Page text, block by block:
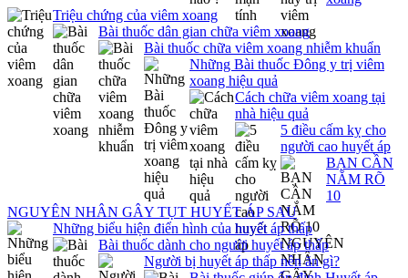
Triệu chứng của viêm xoang
Bài thuốc dân gian chữa viêm xoang
Bài thuốc chữa viêm xoang nhiễm khuẩn
Những Bài thuốc Đông y trị viêm
xoang hiệu quả
Cách chữa viêm xoang tại
nhà hiệu quả
5 điều cấm kỵ cho
người cao huyết áp
BẠN CẦN
NẮM RÕ
10
NGUYÊN NHÂN GÂY TỤT HUYẾT ÁP SAU
Những biểu hiện điển hình của huyết áp thấp
Bài thuốc dành cho người huyết áp thấp
Người bị huyết áp thấp nên ăn gì?